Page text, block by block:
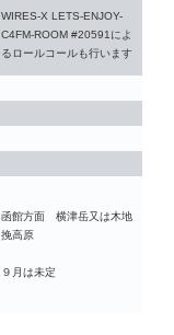
WIRES-X LETS-ENJOY-
C4FM-ROOM #20591によ
るロールコールも行います
函館方面 横津岳又は木地
挽高原
９月は未定